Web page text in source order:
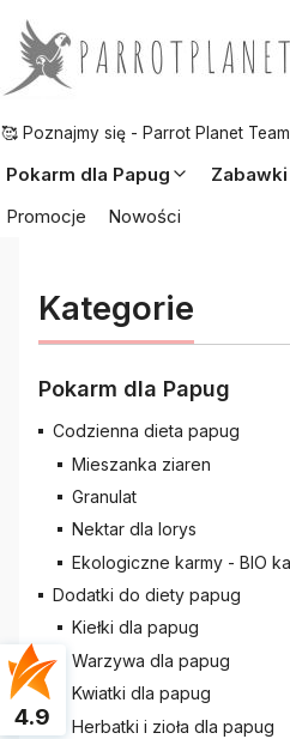
🥰 Poznajmy się - Parrot Planet Team
Pokarm dla Papug
Promocje
Nowości
Kategorie
Pokarm dla Papug
Codzienna dieta papug
Mieszanka ziaren
Granulat
Nektar dla lorys
Ekologiczne karmy - BIO
Dodatki do diety papug
Kiełki dla papug
Warzywa dla papug
Kwiatki dla papug
Herbatki i zioła dla papug
4.9